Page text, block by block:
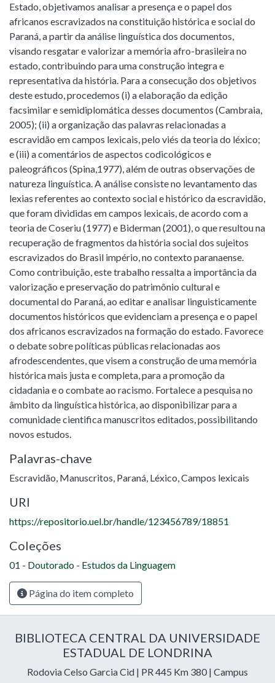
Estado, objetivamos analisar a presença e o papel dos
africanos escravizados na constituição histórica e social do
Paraná, a partir da análise linguística dos documentos,
visando resgatar e valorizar a memória afro-brasileira no
estado, contribuindo para uma construção integra e
representativa da história. Para a consecução dos objetivos
deste estudo, procedemos (i) a elaboração da edição
facsimilar e semidiplomática desses documentos (Cambraia,
2005); (ii) a organização das palavras relacionadas a
escravidão em campos lexicais, pelo viés da teoria do léxico;
e (iii) a comentários de aspectos codicológicos e
paleográficos (Spina,1977), além de outras observações de
natureza linguística. A análise consiste no levantamento das
lexias referentes ao contexto social e histórico da escravidão,
que foram divididas em campos lexicais, de acordo com a
teoria de Coseriu (1977) e Biderman (2001), o que resultou na
recuperação de fragmentos da história social dos sujeitos
escravizados do Brasil império, no contexto paranaense.
Como contribuição, este trabalho ressalta a importância da
valorização e preservação do patrimônio cultural e
documental do Paraná, ao editar e analisar linguisticamente
documentos históricos que evidenciam a presença e o papel
dos africanos escravizados na formação do estado. Favorece
o debate sobre políticas públicas relacionadas aos
afrodescendentes, que visem a construção de uma memória
histórica mais justa e completa, para a promoção da
cidadania e o combate ao racismo. Fortalece a pesquisa no
âmbito da linguística histórica, ao disponibilizar para a
comunidade cientifica manuscritos editados, possibilitando
novos estudos.
Palavras-chave
Escravidão, Manuscritos, Paraná, Léxico,Campos lexicais
URI
https://repositorio.uel.br/handle/123456789/18851
Coleções
01 - Doutorado - Estudos da Linguagem
Página do item completo
BIBLIOTECA CENTRAL DA UNIVERSIDADE
ESTADUAL DE LONDRINA
Rodovia Celso Garcia Cid | PR 445 Km 380 | Campus